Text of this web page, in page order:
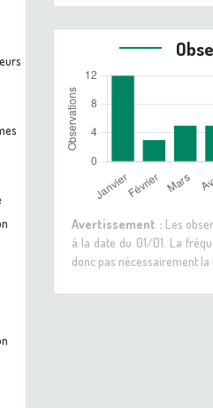
Avertissement :Les
à la date du 01/01. La
donc pas nécessairement la